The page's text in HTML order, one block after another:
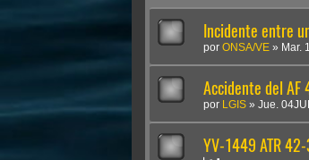
Incidente entre
por ONSA/VE » Mar.
Accidente del
por LGIS » Jue.
YV-1449 ATR